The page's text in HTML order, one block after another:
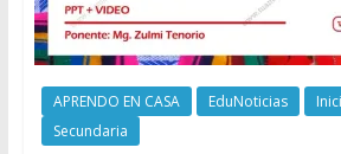
APRENDO EN CASA EduNoticias
Secundaria